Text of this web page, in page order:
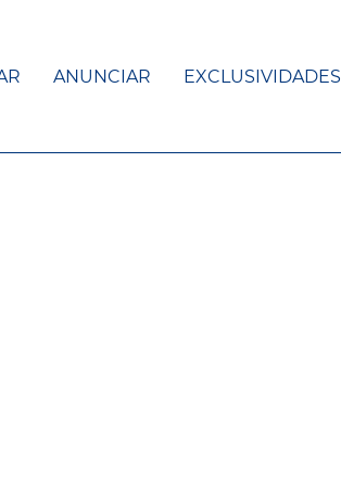
ANUNCIAR EXCLUSIVIDADES